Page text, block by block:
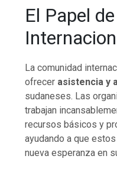
El Papel
La comunidad
ofrecer asistencia y
sudaneses. Las
trabajan
recursos básicos y
ayudando a que
nueva esperanza en